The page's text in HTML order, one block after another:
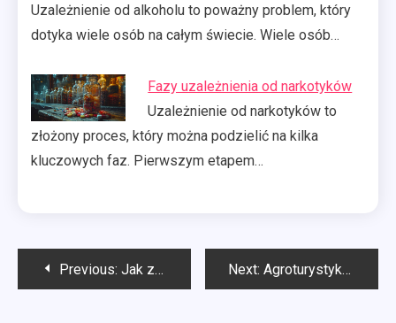
Uzależnienie od alkoholu to poważny problem, który
dotyka wiele osób na całym świecie. Wiele osób…
Fazy uzależnienia od narkotyków
Uzależnienie od narkotyków to
złożony proces, który można podzielić na kilka
kluczowych faz. Pierwszym etapem…
Nawigacja
Previous: Jak założyć agroturystyka? Next: Agroturystyka jak prowadzić?